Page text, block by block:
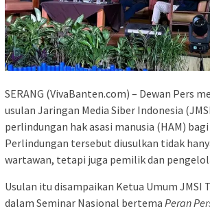
SERANG (VivaBanten.com) – Dewan Pers
usulan Jaringan Media Siber Indonesia
perlindungan hak asasi manusia (HAM)
Perlindungan tersebut diusulkan tidak
wartawan, tetapi juga pemilik dan
Usulan itu disampaikan Ketua Umum JMSI
dalam Seminar Nasional bertema Peran